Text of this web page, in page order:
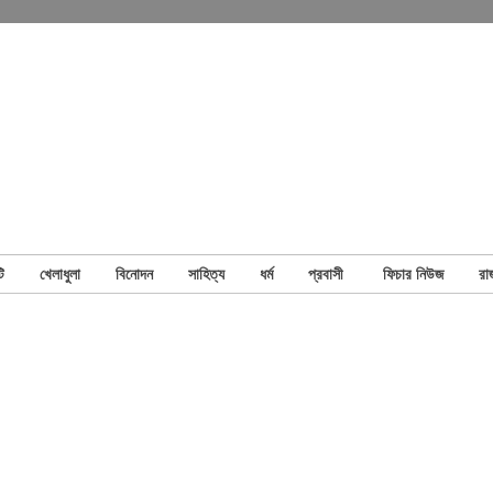
খেলাধুলা বিনোদন সাহিত্য ধর্ম প্রবাসী ফিচার নিউজ